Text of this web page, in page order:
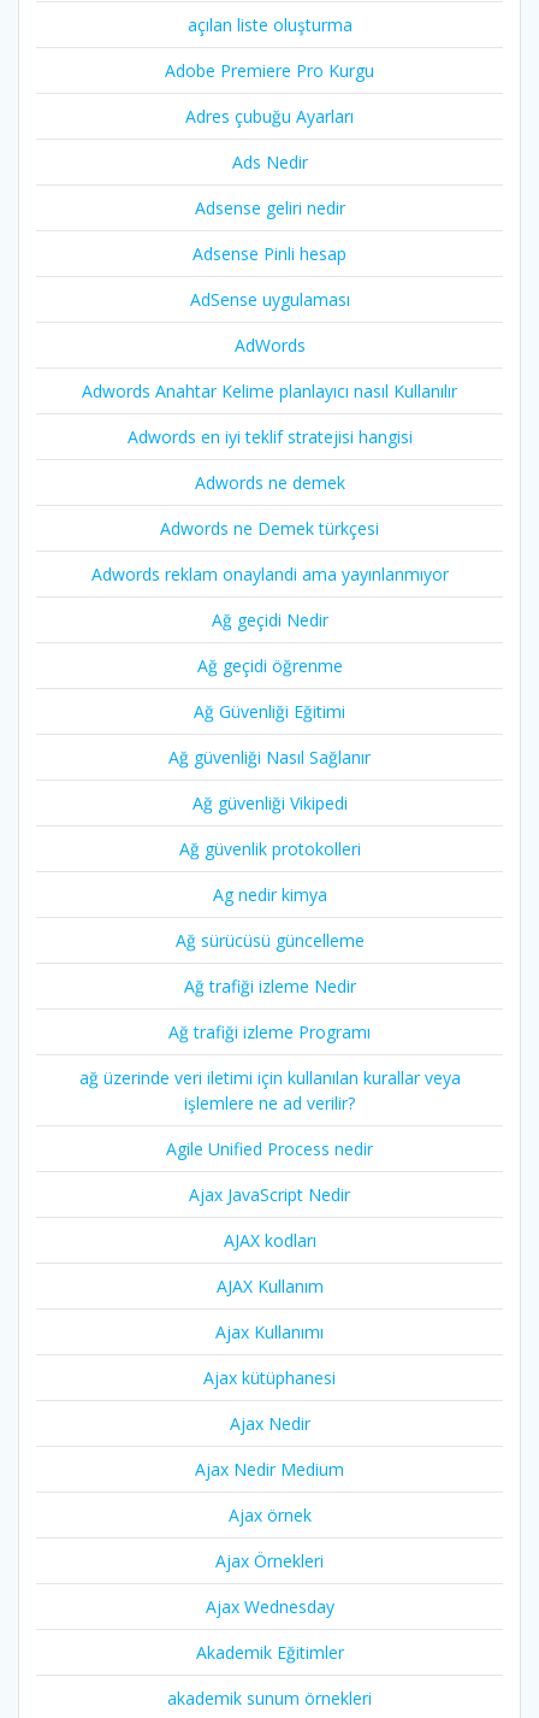
açılan liste oluşturma
Adobe Premiere Pro Kurgu
Adres çubuğu Ayarları
Ads Nedir
Adsense geliri nedir
Adsense Pinli hesap
AdSense uygulaması
AdWords
Adwords Anahtar Kelime planlayıcı nasıl Kullanılır
Adwords en iyi teklif stratejisi hangisi
Adwords ne demek
Adwords ne Demek türkçesi
Adwords reklam onaylandi ama yayınlanmıyor
Ağ geçidi Nedir
Ağ geçidi öğrenme
Ağ Güvenliği Eğitimi
Ağ güvenliği Nasıl Sağlanır
Ağ güvenliği Vikipedi
Ağ güvenlik protokolleri
Ag nedir kimya
Ağ sürücüsü güncelleme
Ağ trafiği izleme Nedir
Ağ trafiği izleme Programı
ağ üzerinde veri iletimi için kullanılan kurallar veya
işlemlere ne ad verilir?
Agile Unified Process nedir
Ajax JavaScript Nedir
AJAX kodları
AJAX Kullanım
Ajax Kullanımı
Ajax kütüphanesi
Ajax Nedir
Ajax Nedir Medium
Ajax örnek
Ajax Örnekleri
Ajax Wednesday
Akademik Eğitimler
akademik sunum örnekleri